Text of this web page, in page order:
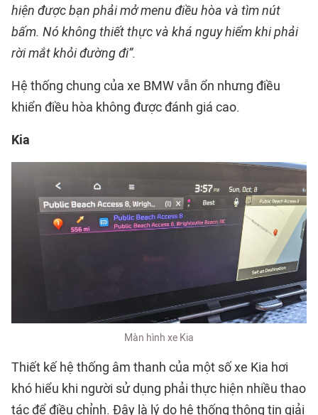
hiện được bạn phải mở menu điều hòa và tìm nút
bấm. Nó không thiết thực và khá nguy hiểm khi phải
rời mắt khỏi đường đi”.
Hệ thống chung của xe BMW vẫn ổn nhưng điều
khiển điều hòa không được đánh giá cao.
Kia
Màn hình xe Kia
Thiết kế hệ thống âm thanh của một số xe Kia hơi
khó hiểu khi người sử dụng phải thực hiện nhiều thao
tác để điều chỉnh. Đây là lý do hệ thống thông tin giải